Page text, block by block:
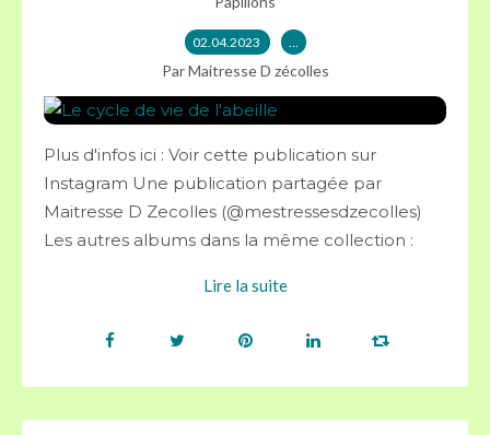
02.04.2023 …
Par Maitresse D zécolles
Plus d'infos ici : Voir cette publication sur
Instagram Une publication partagée par
Maitresse D Zecolles (@mestressesdzecolles)
Les autres albums dans la même collection :
Lire la suite